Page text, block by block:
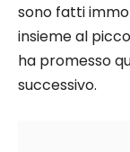
sono fatti
insieme al
ha promesso
successivo.